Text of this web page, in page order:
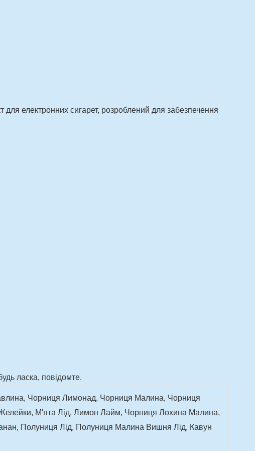
електронних сигарет, розроблений для забезпечення
ласка, повідомте.
Чорниця Лимонад, Чорниця Малина, Чорниця
М'ята Лід, Лимон Лайм, Чорниця Лохина Малина,
Полуниця Лід, Полуниця Малина Вишня Лід, Кавун